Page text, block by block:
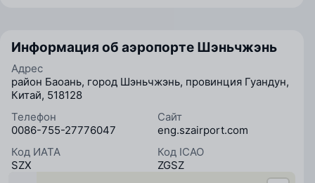
Информация об аэропорте Шэньчжэнь
Адрес
район Баоань, город Шэньчжэнь, провинция Гуандун,
Китай, 518128
Телефон
0086-755-27776047
Сайт
eng.szairport.com
Код ИАТА
SZX
Код ICAO
ZGSZ